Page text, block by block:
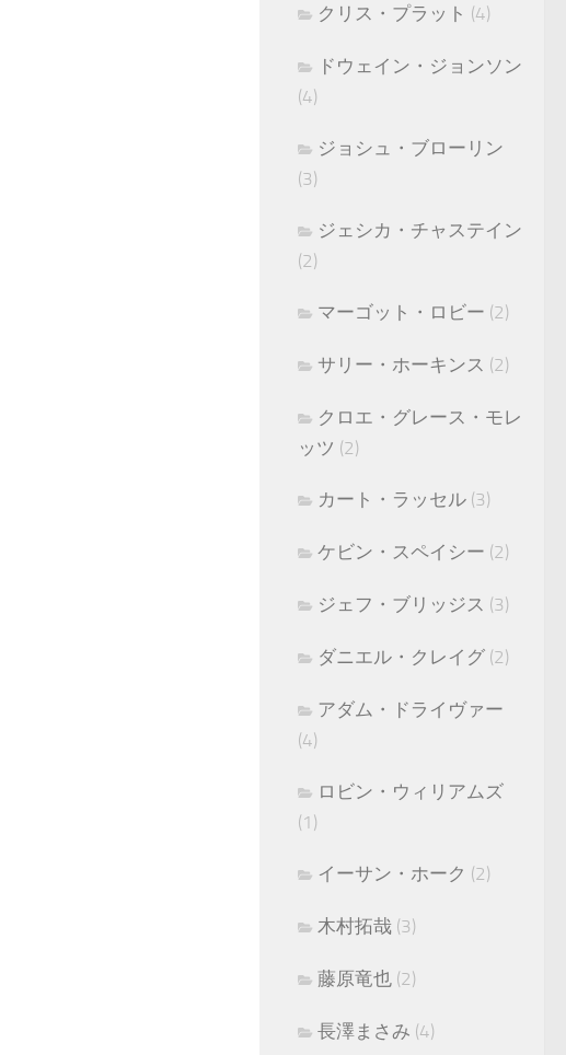
クリス・プラット (4)
ドウェイン・ジョンソン
(4)
ジョシュ・ブローリン
(3)
ジェシカ・チャステイン
(2)
マーゴット・ロビー (2)
サリー・ホーキンス (2)
クロエ・グレース・モレ
ッツ (2)
カート・ラッセル (3)
ケビン・スペイシー (2)
ジェフ・ブリッジス (3)
ダニエル・クレイグ (2)
アダム・ドライヴァー
(4)
ロビン・ウィリアムズ
(1)
イーサン・ホーク (2)
木村拓哉 (3)
藤原竜也 (2)
長澤まさみ (4)